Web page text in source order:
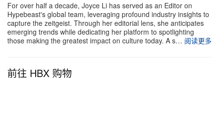
For over half a decade, Joyce Li has served as an Editor on
Hypebeast's global team, leveraging profound industry insights to
capture the zeitgeist. Through her editorial lens, she anticipates
emerging trends while dedicating her platform to spotlighting
those making the greatest impact on culture today. A s… 阅读更多
前往 HBX 购物